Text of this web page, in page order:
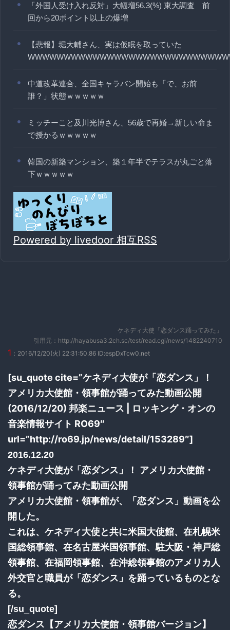
「外国人受け入れ反対」大幅増56.3(%) 東大調査 前
回から20ポイント以上の爆増
【悲報】堀大輔さん、実は仮眠を取っていた
中道改革連合、全国キャラバン開始も「で、お前
誰？」状態ｗｗｗｗｗ
ミッチーこと及川光博さん、56歳で再婚→新しい命ま
で授かるｗｗｗｗｗ
韓国の新築マンション、築１年半でテラスが丸ごと落
下ｗｗｗｗｗ
Powered by livedoor 相互RSS
ケネディ大使「恋ダンス踊ってみた」
引用元：http://hayabusa3.2ch.sc/test/read.cgi/news/1482240710
1 ：2016/12/20(火) 22:31:50.86 ID:espDxTcw0.net
[su_quote cite=”ケネディ大使が「恋ダンス」！
アメリカ大使館・領事館が踊ってみた動画公開
(2016/12/20) 邦楽ニュース | ロッキング・オンの
音楽情報サイト RO69″
url=”http://ro69.jp/news/detail/153289″]
2016.12.20
ケネディ大使が「恋ダンス」！ アメリカ大使館・
領事館が踊ってみた動画公開
アメリカ大使館・領事館が、「恋ダンス」動画を公
開した。
これは、ケネディ大使と共に米国大使館、在札幌米
国総領事館、在名古屋米国領事館、駐大阪・神戸総
領事館、在福岡領事館、在沖総領事館のアメリカ人
外交官と職員が「恋ダンス」を踊っているものとな
る。
[/su_quote]
恋ダンス【アメリカ大使館・領事館バージョン】